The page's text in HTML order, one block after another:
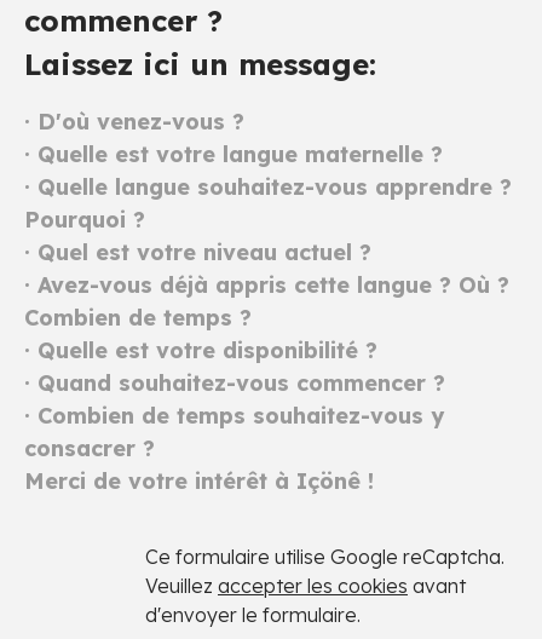
commencer ?
Laissez ici un message:
· D'où venez-vous ?
· Quelle est votre langue maternelle ?
· Quelle langue souhaitez-vous apprendre ?
Pourquoi ?
· Quel est votre niveau actuel ?
· Avez-vous déjà appris cette langue ? Où ?
Combien de temps ?
· Quelle est votre disponibilité ?
· Quand souhaitez-vous commencer ?
· Combien de temps souhaitez-vous y
consacrer ?
Merci de votre intérêt à Içönê !
Ce formulaire utilise Google reCaptcha.
Veuillez accepter les cookies avant
d'envoyer le formulaire.